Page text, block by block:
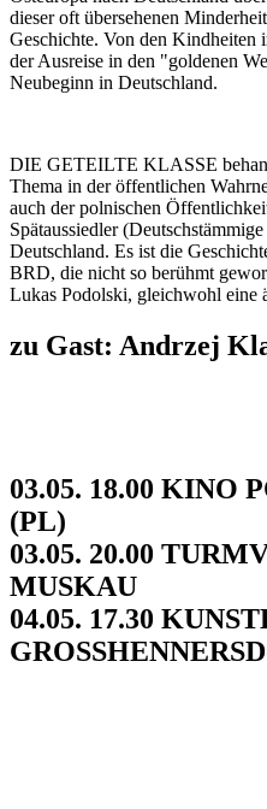
dieser oft übersehenen
Geschichte. Von den Kindheiten
der Ausreise in den "goldenen
Neubeginn in Deutschland.
DIE GETEILTE KLASSE
Thema in der öffentlichen
auch der polnischen
Spätaussiedler
Deutschland. Es ist die
BRD, die nicht so berühmt
Lukas Podolski, gleichwohl eine
zu Gast: Andrzej
03.05. 18.00 KINO
(PL)
03.05. 20.00
MUSKAU
04.05. 17.30